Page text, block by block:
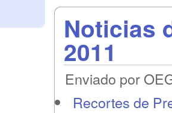
Noticias
2011
Enviado por
Recortes de